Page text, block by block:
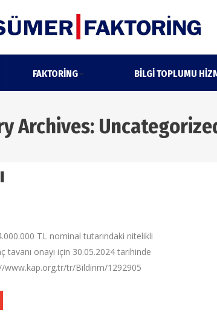
FAKTORING BILGI TOPLUMU
Archives:
TL nominal tutarındaki nitelikli
tavanı onayı için 30.05.2024 tarihinde
www.kap.org.tr/tr/Bildirim/1292905